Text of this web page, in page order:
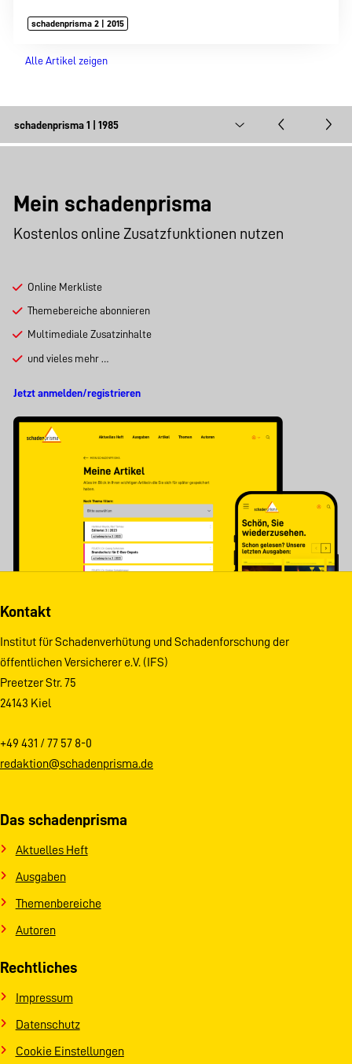
schadenprisma 2 | 2015
Alle Artikel zeigen
Mein schadenprisma
Kostenlos online Zusatzfunktionen nutzen
Online Merkliste
Themebereiche abonnieren
Multimediale Zusatzinhalte
und vieles mehr …
Jetzt anmelden/registrieren
Kontakt
Institut für Schadenverhütung und Schadenforschung der
öffentlichen Versicherer e.V. (IFS)
Preetzer Str. 75
24143 Kiel
+49 431 / 77 57 8-0
redaktion@schadenprisma.de
Das schadenprisma
Aktuelles Heft
Ausgaben
Themenbereiche
Autoren
Rechtliches
Impressum
Datenschutz
Cookie Einstellungen